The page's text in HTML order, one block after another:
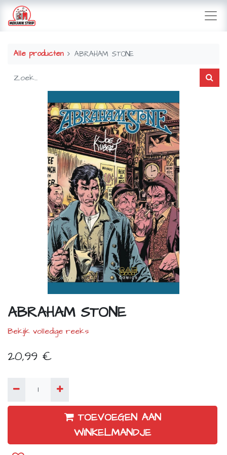
Alle producten ABRAHAM STONE
ABRAHAM STONE
Bekijk volledige reeks
20,99 €
TOEVOEGEN AAN
WINKELMANDJE